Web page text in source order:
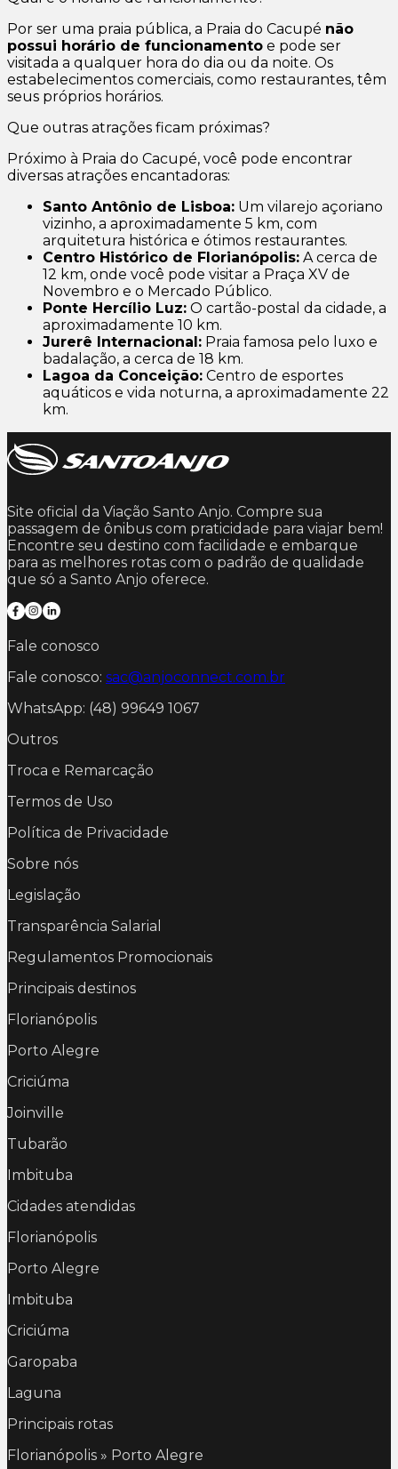
Por ser uma praia pública, a Praia do Cacupé não
possui horário de funcionamento e pode ser
visitada a qualquer hora do dia ou da noite. Os
estabelecimentos comerciais, como restaurantes, têm
seus próprios horários.
Que outras atrações ficam próximas?
Próximo à Praia do Cacupé, você pode encontrar
diversas atrações encantadoras:
Santo Antônio de Lisboa: Um vilarejo açoriano
vizinho, a aproximadamente 5 km, com
arquitetura histórica e ótimos restaurantes.
Centro Histórico de Florianópolis: A cerca de
12 km, onde você pode visitar a Praça XV de
Novembro e o Mercado Público.
Ponte Hercílio Luz: O cartão-postal da cidade, a
aproximadamente 10 km.
Jurerê Internacional: Praia famosa pelo luxo e
badalação, a cerca de 18 km.
Lagoa da Conceição: Centro de esportes
aquáticos e vida noturna, a aproximadamente 22
km.
Site oficial da Viação Santo Anjo. Compre sua
passagem de ônibus com praticidade para viajar bem!
Encontre seu destino com facilidade e embarque
para as melhores rotas com o padrão de qualidade
que só a Santo Anjo oferece.
Fale conosco
Fale conosco: sac@anjoconnect.com.br
WhatsApp: (48) 99649 1067
Outros
Troca e Remarcação
Termos de Uso
Política de Privacidade
Sobre nós
Legislação
Transparência Salarial
Regulamentos Promocionais
Principais destinos
Florianópolis
Porto Alegre
Criciúma
Joinville
Tubarão
Imbituba
Cidades atendidas
Florianópolis
Porto Alegre
Imbituba
Criciúma
Garopaba
Laguna
Principais rotas
Florianópolis » Porto Alegre